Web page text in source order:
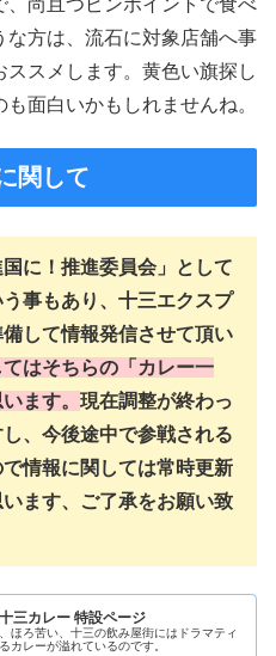
方は、流石に対象店舗へ事
スメします。黄色い旗探し
面白いかもしれませんね。
関して
に！推進委員会」として
事もあり、十三エクスプ
して情報発信させて頂い
はそちらの「カレー一
ます。 現在調整が終わっ
、今後途中で参戦される
情報に関しては常時更新
ます、ご了承をお願い致
三カレー 特設ページ
ほろ苦い、十三の飲み屋街にはドラマティ
カレーが溢れているのです。